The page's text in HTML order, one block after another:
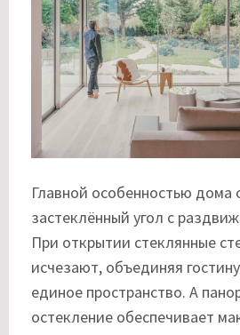
Главной особенностью дома
застеклённый угол с
При открытии стеклянные
исчезают, объединяя
единое пространство. А
остекление обеспечивает